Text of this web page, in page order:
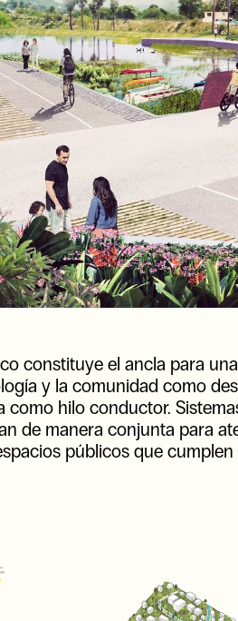
constituye el ancla para
y la comunidad como
como hilo conductor.
de manera conjunta para
públicos que